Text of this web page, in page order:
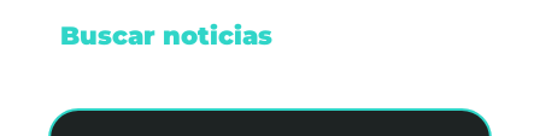
Buscar noticias